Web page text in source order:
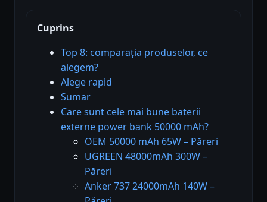
Cuprins
Top 8: comparația produselor, ce
alegem?
Alege rapid
Sumar
Care sunt cele mai bune baterii
externe power bank 50000 mAh?
OEM 50000 mAh 65W – Păreri
UGREEN 48000mAh 300W –
Păreri
Anker 737 24000mAh 140W –